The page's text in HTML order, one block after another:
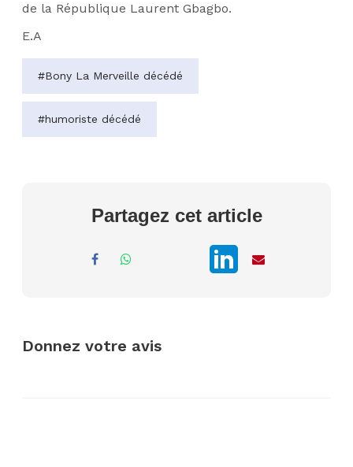
de la République Laurent Gbagbo.
E.A
#Bony La Merveille décédé
#humoriste décédé
Partagez cet article
Donnez votre avis